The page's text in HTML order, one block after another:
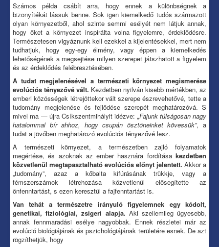
Számos példa csábít arra, hogy ennek a különbségnek a
bizonyítékát lássuk benne. Sok igen kiemelkedő tudós származott
olyan környezetből, ahol szinte semmi esélyét nem látjuk annak,
hogy őket a környezet inspirálta volna figyelemre, érdeklődésre.
Természetesen vigyáznunk kell ezekkel a kijelentésekkel, mert nem
tudhatjuk, hogy egy-egy élmény, vagy éppen a kiemelkedés
lehetőségének a megsejtése milyen szerepet játszhatott a figyelem
és az érdeklődés felébresztésében.
A tudat megjelenésével a természeti környezet megismerése
evolúciós tényezővé vált. Kezdetben nyilván kisebb mértékben, az
emberi közösségek létrejöttekor vált szerepe észrevehetővé, tette a
tudomány megjelenése és fejlődése szerepét meghatározóvá. S
mivel ma — újra Csíkszentmihályit idézve: „Fajunk túlságosan nagy
hatalommal bír ahhoz, hogy csupán ösztöneinket kövessük”, a
tudat a jövőben meghatározó evolúciós tényezővé lesz.
A természeti környezet, a természetben zajló folyamatok
megértése, és azoknak az ember hasznára fordítása kezdetben
közvetlenül megtapasztalható evolúciós előnyt jelentett. Akkor a
„tudomány”, azaz a kőbalta kifúrásának trükkje, vagy a
fémszerszámok létrehozása közvetlenül elősegítette az
önfenntartást, s ezen keresztül a fajfenntartást is.
Van tehát a természetre irányuló figyelemnek egy kódolt,
genetikai, fiziológiai, zsigeri alapja. Aki szellemileg ügyesebb,
annak fennmaradási esélye nagyobbak. Ennek részletei már az
evolúció biológiájának és pszichológiájának területére esnek. De azt
rögzíthetjük, hogy